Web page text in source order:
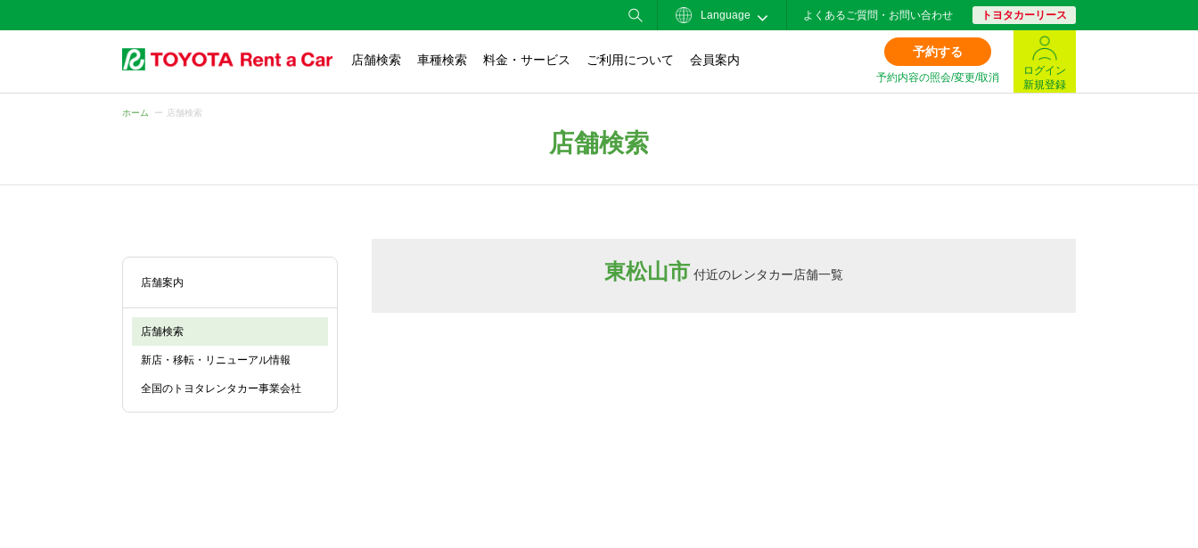
Language よくあるご質問・お問い合わせ トヨタカーリース
店舗検索 車種検索 料金・サービス ご利用について 会員案内
予約する
予約内容の照会/変更/取消
ログイン
新規登録
ホーム 店舗検索
店舗検索
店舗案内
店舗検索
新店・移転・リニューアル情報
全国のトヨタレンタカー事業会社
東松山市 付近のレンタカー店舗一覧